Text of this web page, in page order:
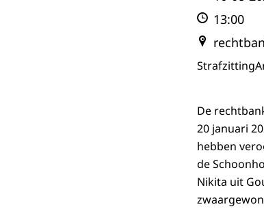
13:00
Strafzitting
De
20 januari
hebben
de
Nikita uit